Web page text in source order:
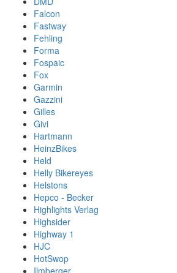
Falcon
Fastway
Fehling
Forma
Fospaic
Fox
Garmin
Gazzini
Gilles
Givi
Hartmann
HeinzBikes
Held
Helly Bikereyes
Helstons
Hepco - Becker
Highlights Verlag
Highsider
Highway 1
HJC
HotSwop
Ilmberger